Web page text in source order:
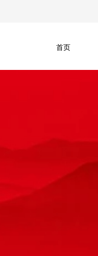
首页